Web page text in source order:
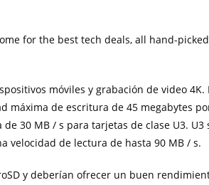
for the best tech deals, all hand-
móviles y grabación de video
máxima de escritura de 45 megabytes
30 MB / s para tarjetas de clase U3.
velocidad de lectura de hasta 90 MB / s.
y deberían ofrecer un buen